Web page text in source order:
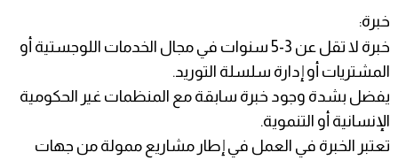
خبرة:
خبرة لا تقل عن 3-5 سنوات في مجال الخدمات اللوجستية أو
المشتريات أو إدارة سلسلة التوريد.
يفضل بشدة وجود خبرة سابقة مع المنظمات غير الحكومية
الإنسانية أو التنموية.
تعتبر الخبرة في العمل في إطار مشاريع ممولة من جهات